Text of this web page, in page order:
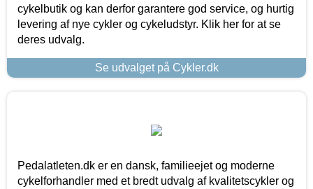
cykelbutik og kan derfor garantere god service, og hurtig
levering af nye cykler og cykeludstyr. Klik her for at se
deres udvalg.
Se udvalget på Cykler.dk
Pedalatleten.dk er en dansk, familieejet og moderne
cykelforhandler med et bredt udvalg af kvalitetscykler og